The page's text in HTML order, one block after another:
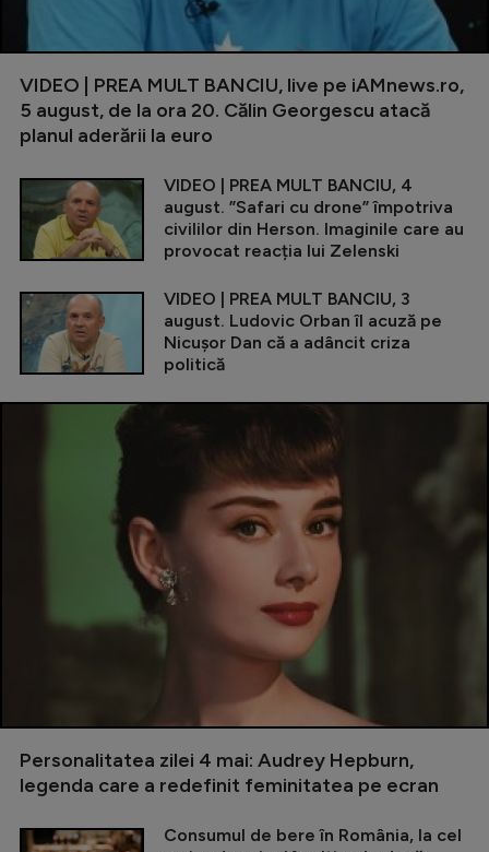
VIDEO | PREA MULT BANCIU, live pe iAMnews.ro,
5 august, de la ora 20. Călin Georgescu atacă
planul aderării la euro
VIDEO | PREA MULT BANCIU, 4
august. ”Safari cu drone” împotriva
civililor din Herson. Imaginile care au
provocat reacția lui Zelenski
VIDEO | PREA MULT BANCIU, 3
august. Ludovic Orban îl acuză pe
Nicușor Dan că a adâncit criza
politică
Personalitatea zilei 4 mai: Audrey Hepburn,
legenda care a redefinit feminitatea pe ecran
Consumul de bere în România, la cel